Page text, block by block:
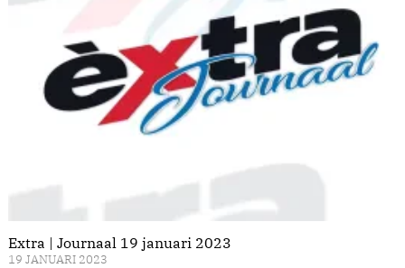
Extra | Journaal 19 januari 2023
19 JANUARI 2023